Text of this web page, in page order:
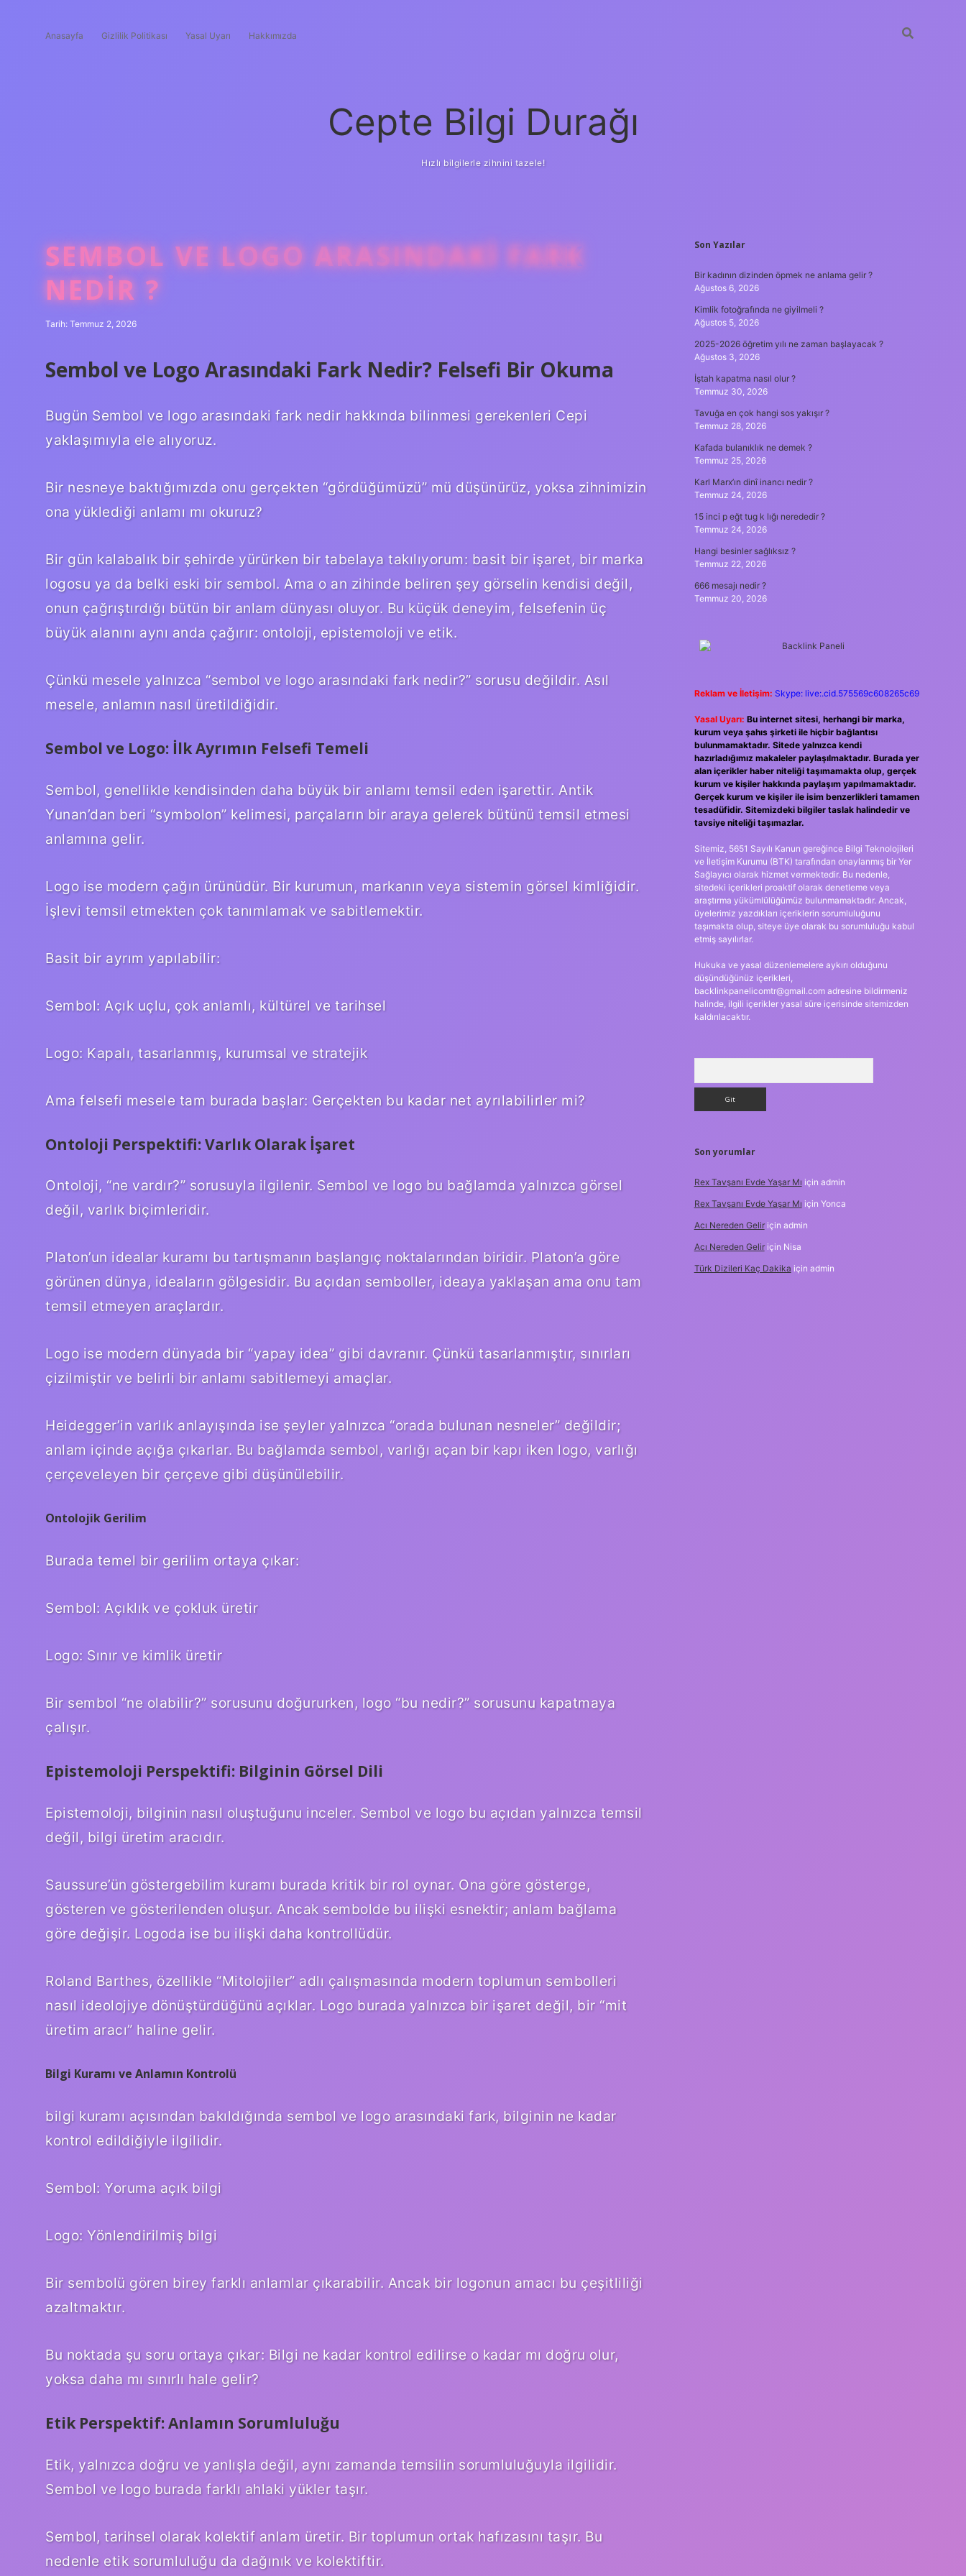
Anasayfa Gizlilik Politikası Yasal Uyarı Hakkımızda
Cepte Bilgi Durağı
Hızlı bilgilerle zihnini tazele!
SEMBOL VE LOGO ARASINDAKI FARK
NEDIR ?
Tarih: Temmuz 2, 2026
Sembol ve Logo Arasındaki Fark Nedir? Felsefi Bir Okuma
Bugün Sembol ve logo arasındaki fark nedir hakkında bilinmesi gerekenleri Cepi
yaklaşımıyla ele alıyoruz.
Bir nesneye baktığımızda onu gerçekten “gördüğümüzü” mü düşünürüz, yoksa zihnimizin
ona yüklediği anlamı mı okuruz?
Bir gün kalabalık bir şehirde yürürken bir tabelaya takılıyorum: basit bir işaret, bir marka
logosu ya da belki eski bir sembol. Ama o an zihinde beliren şey görselin kendisi değil,
onun çağrıştırdığı bütün bir anlam dünyası oluyor. Bu küçük deneyim, felsefenin üç
büyük alanını aynı anda çağırır: ontoloji, epistemoloji ve etik.
Çünkü mesele yalnızca “sembol ve logo arasındaki fark nedir?” sorusu değildir. Asıl
mesele, anlamın nasıl üretildiğidir.
Sembol ve Logo: İlk Ayrımın Felsefi Temeli
Sembol, genellikle kendisinden daha büyük bir anlamı temsil eden işarettir. Antik
Yunan’dan beri “symbolon” kelimesi, parçaların bir araya gelerek bütünü temsil etmesi
anlamına gelir.
Logo ise modern çağın ürünüdür. Bir kurumun, markanın veya sistemin görsel kimliğidir.
İşlevi temsil etmekten çok tanımlamak ve sabitlemektir.
Basit bir ayrım yapılabilir:
Sembol: Açık uçlu, çok anlamlı, kültürel ve tarihsel
Logo: Kapalı, tasarlanmış, kurumsal ve stratejik
Ama felsefi mesele tam burada başlar: Gerçekten bu kadar net ayrılabilirler mi?
Ontoloji Perspektifi: Varlık Olarak İşaret
Ontoloji, “ne vardır?” sorusuyla ilgilenir. Sembol ve logo bu bağlamda yalnızca görsel
değil, varlık biçimleridir.
Platon’un idealar kuramı bu tartışmanın başlangıç noktalarından biridir. Platon’a göre
görünen dünya, ideaların gölgesidir. Bu açıdan semboller, ideaya yaklaşan ama onu tam
temsil etmeyen araçlardır.
Logo ise modern dünyada bir “yapay idea” gibi davranır. Çünkü tasarlanmıştır, sınırları
çizilmiştir ve belirli bir anlamı sabitlemeyi amaçlar.
Heidegger’in varlık anlayışında ise şeyler yalnızca “orada bulunan nesneler” değildir;
anlam içinde açığa çıkarlar. Bu bağlamda sembol, varlığı açan bir kapı iken logo, varlığı
çerçeveleyen bir çerçeve gibi düşünülebilir.
Ontolojik Gerilim
Burada temel bir gerilim ortaya çıkar:
Sembol: Açıklık ve çokluk üretir
Logo: Sınır ve kimlik üretir
Bir sembol “ne olabilir?” sorusunu doğururken, logo “bu nedir?” sorusunu kapatmaya
çalışır.
Epistemoloji Perspektifi: Bilginin Görsel Dili
Epistemoloji, bilginin nasıl oluştuğunu inceler. Sembol ve logo bu açıdan yalnızca temsil
değil, bilgi üretim aracıdır.
Saussure’ün göstergebilim kuramı burada kritik bir rol oynar. Ona göre gösterge,
gösteren ve gösterilenden oluşur. Ancak sembolde bu ilişki esnektir; anlam bağlama
göre değişir. Logoda ise bu ilişki daha kontrollüdür.
Roland Barthes, özellikle “Mitolojiler” adlı çalışmasında modern toplumun sembolleri
nasıl ideolojiye dönüştürdüğünü açıklar. Logo burada yalnızca bir işaret değil, bir “mit
üretim aracı” haline gelir.
Bilgi Kuramı ve Anlamın Kontrolü
bilgi kuramı açısından bakıldığında sembol ve logo arasındaki fark, bilginin ne kadar
kontrol edildiğiyle ilgilidir.
Sembol: Yoruma açık bilgi
Logo: Yönlendirilmiş bilgi
Bir sembolü gören birey farklı anlamlar çıkarabilir. Ancak bir logonun amacı bu çeşitliliği
azaltmaktır.
Bu noktada şu soru ortaya çıkar: Bilgi ne kadar kontrol edilirse o kadar mı doğru olur,
yoksa daha mı sınırlı hale gelir?
Etik Perspektif: Anlamın Sorumluluğu
Etik, yalnızca doğru ve yanlışla değil, aynı zamanda temsilin sorumluluğuyla ilgilidir.
Sembol ve logo burada farklı ahlaki yükler taşır.
Sembol, tarihsel olarak kolektif anlam üretir. Bir toplumun ortak hafızasını taşır. Bu
nedenle etik sorumluluğu da dağınık ve kolektiftir.
SIDEBAR
Son Yazılar
Bir kadının dizinden öpmek ne anlama gelir ?
Ağustos 6, 2026
Kimlik fotoğrafında ne giyilmeli ?
Ağustos 5, 2026
2025-2026 öğretim yılı ne zaman başlayacak ?
Ağustos 3, 2026
İştah kapatma nasıl olur ?
Temmuz 30, 2026
Tavuğa en çok hangi sos yakışır ?
Temmuz 28, 2026
Kafada bulanıklık ne demek ?
Temmuz 25, 2026
Karl Marx’ın dinî inancı nedir ?
Temmuz 24, 2026
15 inci p eğt tug k lığı nerededir ?
Temmuz 24, 2026
Hangi besinler sağlıksız ?
Temmuz 22, 2026
666 mesajı nedir ?
Temmuz 20, 2026
Reklam ve İletişim: Skype: live:.cid.575569c608265c69
Yasal Uyarı: Bu internet sitesi, herhangi bir marka,
kurum veya şahıs şirketi ile hiçbir bağlantısı
bulunmamaktadır. Sitede yalnızca kendi
hazırladığımız makaleler paylaşılmaktadır. Burada yer
alan içerikler haber niteliği taşımamakta olup, gerçek
kurum ve kişiler hakkında paylaşım yapılmamaktadır.
Gerçek kurum ve kişiler ile isim benzerlikleri tamamen
tesadüfidir. Sitemizdeki bilgiler taslak halindedir ve
tavsiye niteliği taşımazlar.
Sitemiz, 5651 Sayılı Kanun gereğince Bilgi Teknolojileri
ve İletişim Kurumu (BTK) tarafından onaylanmış bir Yer
Sağlayıcı olarak hizmet vermektedir. Bu nedenle,
sitedeki içerikleri proaktif olarak denetleme veya
araştırma yükümlülüğümüz bulunmamaktadır. Ancak,
üyelerimiz yazdıkları içeriklerin sorumluluğunu
taşımakta olup, siteye üye olarak bu sorumluluğu kabul
etmiş sayılırlar.
Hukuka ve yasal düzenlemelere aykırı olduğunu
düşündüğünüz içerikleri,
backlinkpanelicomtr@gmail.comadresine bildirmeniz
halinde, ilgili içerikler yasal süre içerisinde sitemizden
kaldırılacaktır.
Son yorumlar
Rex Tavşanı Evde Yaşar Mı için admin
Rex Tavşanı Evde Yaşar Mı için Yonca
Acı Nereden Geliriçin admin
Acı Nereden Geliriçin Nisa
Türk Dizileri Kaç Dakika için admin